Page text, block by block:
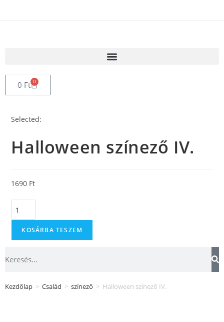
0 Ft 0
Selected:
Halloween színező IV.
1690 Ft
KOSÁRBA TESZEM
Kezdőlap > Család > színező > Halloween színező IV.